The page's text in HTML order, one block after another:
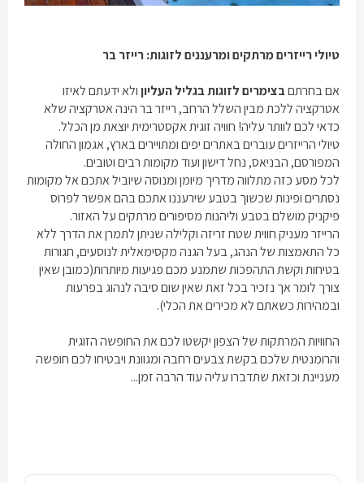
טיולי רייזרים מרתקים ומרעננים לזוגות: רייזר בר
אם בחרתםבצימרים לזוגות בגליל העליוןולא ידעתם לאיזו
אטרקציה ללכת מבין השלל הרחב, רייזר בר הינה אטרקציה שלא
כדאי לכם לוותר עליה! חוויה זוגית אקסטרימית יוצאת מן הכלל.
טיולי הרייזרים עוברים באתרים יפים ומתויירים בארץ, אגמון החולה
המפורסם, הבניאס, נחל דישון ועוד מקומות רבים וטובים.
לכל מסע כזה מתלווה מדריך מיומן ומנוסה שיוביל אתכם אל מקומות
נסתרים ופינות שכשוך בטבע שירעננו אתכם בהם אפשר לפרוס
פיקניק מושלם בטבע וליהנות מסיפורים מרתקים על האזור.
הרייזר מעניק חווית שטח זריזה וקלילה שניתן לתמרן את הדרך ללא
כל התאמצות של הנהג, בעל הגנה מקסימאלית לנוסעים, חגורות
בטיחות וקשת התהפכות שתמנע מכם פגיעות מיותרות(כמובן שאין
צורך לומר אך נזכיר בכל זאת שאין שום סיבה לנהוג בפרעות
ובמהירות כשאתם לא מכירים את הכלי).
החוויות המרתקות של הצפון יקשטו לכם את החופשה הזוגית
והרומנטית שלכם בקשת צבעים רחבה ומגוונת ויבטיחו לכם חופשה
מעניינת וכזאת שתדברו עליה עוד הרבה זמן...